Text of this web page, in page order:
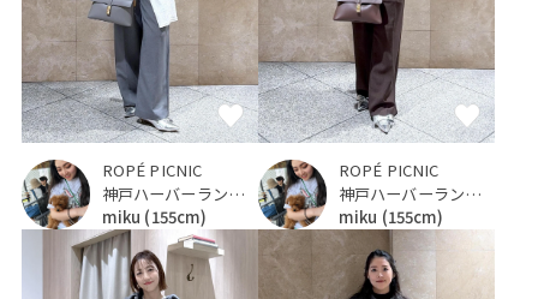
ROPÉ PICNIC
神戸ハーバーランドumie
miku (155cm)
ROPÉ PICNIC
神戸ハーバーランドumie
miku (155cm)